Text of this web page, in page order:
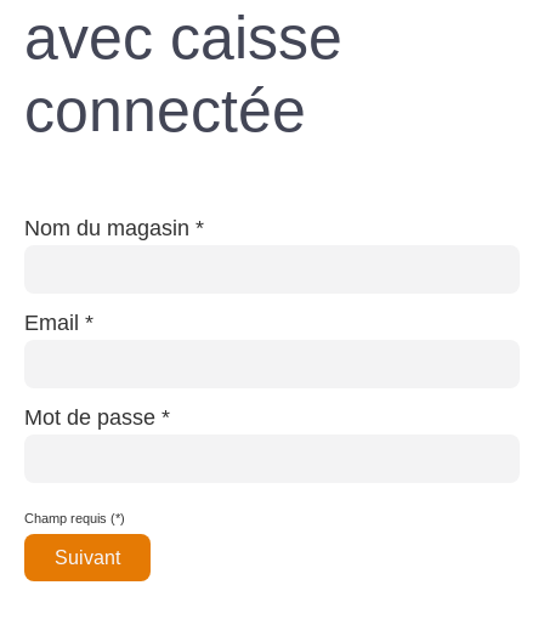
avec caisse
connectée
Nom du magasin *
Email *
Mot de passe *
Champ requis (*)
Suivant